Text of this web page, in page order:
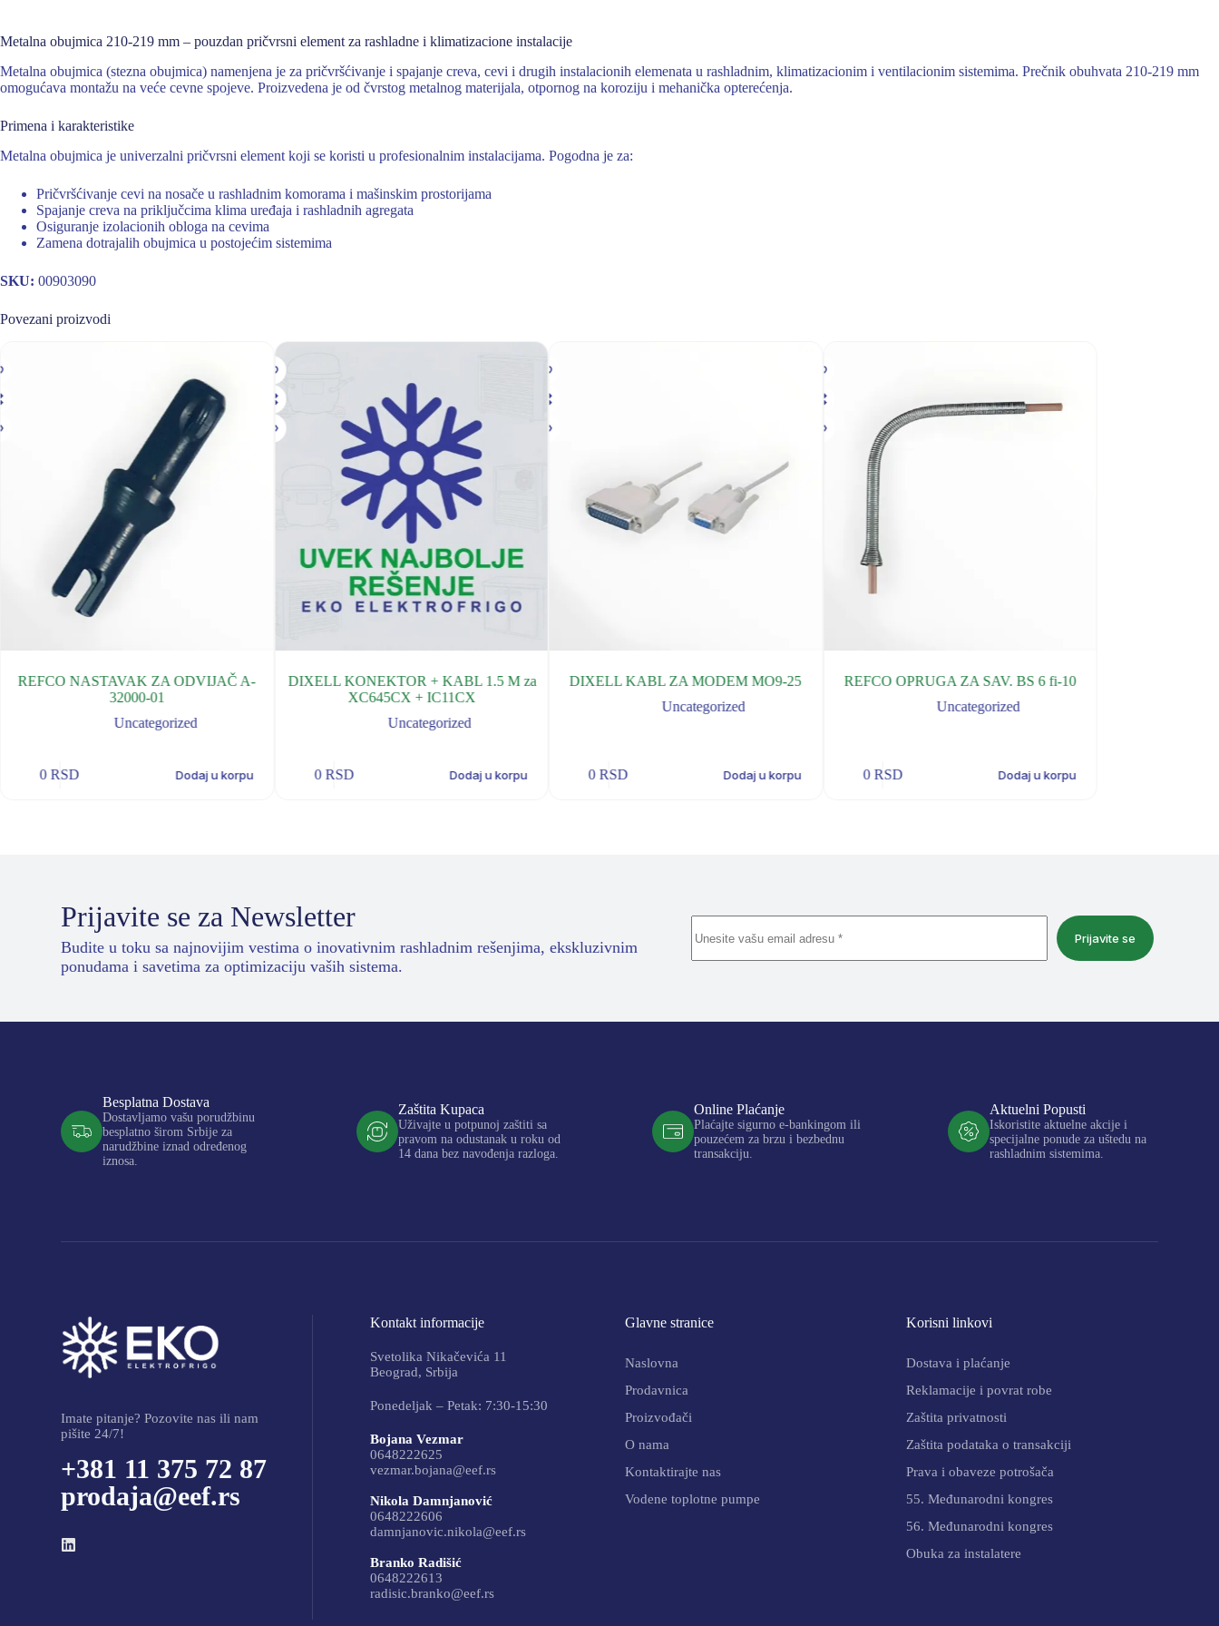
Metalna obujmica 210-219 mm – pouzdan pričvrsni element za rashladne i klimatizacione instalacije
Metalna obujmica (stezna obujmica) namenjena je za pričvršćivanje i spajanje creva, cevi i drugih instalacionih elemenata u rashladnim, klimatizacionim i ventilacionim sistemima. Prečnik obuhvata 210-219 mm
omogućava montažu na veće cevne spojeve. Proizvedena je od čvrstog metalnog materijala, otpornog na koroziju i mehanička opterećenja.
Primena i karakteristike
Metalna obujmica je univerzalni pričvrsni element koji se koristi u profesionalnim instalacijama. Pogodna je za:
Pričvršćivanje cevi na nosače u rashladnim komorama i mašinskim prostorijama
Spajanje creva na priključcima klima uređaja i rashladnih agregata
Osiguranje izolacionih obloga na cevima
Zamena dotrajalih obujmica u postojećim sistemima
SKU: 00903090
Povezani proizvodi
REFCO NASTAVAK ZA ODVIJAČ A-
32000-01
Uncategorized
0RSD Dodaj u korpu
DIXELL KONEKTOR + KABL 1.5 M za
XC645CX + IC11CX
Uncategorized
0 RSD Dodaj u korpu
DIXELL KABL ZA MODEM MO9-25
Uncategorized
0 RSD Dodaj u korpu
REFCO OPRUGA ZA SAV. BS 6 fi-10
Uncategorized
0 RSD Dodaj u korpu
Prijavite se za Newsletter
Budite u toku sa najnovijim vestima o inovativnim rashladnim rešenjima, ekskluzivnim
ponudama i savetima za optimizaciju vaših sistema.
Prijavite se
Besplatna Dostava
Dostavljamo vašu porudžbinu
besplatno širom Srbije za
narudžbine iznad određenog
iznosa.
Zaštita Kupaca
Uživajte u potpunoj zaštiti sa
pravom na odustanak u roku od
14 dana bez navođenja razloga.
Online Plaćanje
Plaćajte sigurno e-bankingom ili
pouzećem za brzu i bezbednu
transakciju.
Aktuelni Popusti
Iskoristite aktuelne akcije i
specijalne ponude za uštedu na
rashladnim sistemima.
Imate pitanje? Pozovite nas ili nam
pišite 24/7!
+381 11 375 72 87
prodaja@eef.rs
Kontakt informacije
Svetolika Nikačevića 11
Beograd, Srbija
Ponedeljak – Petak: 7:30-15:30
Bojana Vezmar
0648222625
vezmar.bojana@eef.rs
Nikola Damnjanović
0648222606
damnjanovic.nikola@eef.rs
Branko Radišić
0648222613
radisic.branko@eef.rs
Glavne stranice
Naslovna
Prodavnica
Proizvođači
O nama
Kontaktirajte nas
Vodene toplotne pumpe
Korisni linkovi
Dostava i plaćanje
Reklamacije i povrat robe
Zaštita privatnosti
Zaštita podataka o transakciji
Prava i obaveze potrošača
55. Međunarodni kongres
56. Međunarodni kongres
Obuka za instalatere